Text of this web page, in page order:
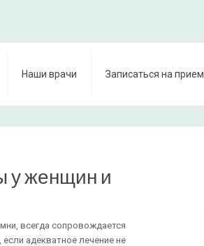
Наши врачи Записаться на прием
у женщин и
всегда сопровождается
адекватное лечение не